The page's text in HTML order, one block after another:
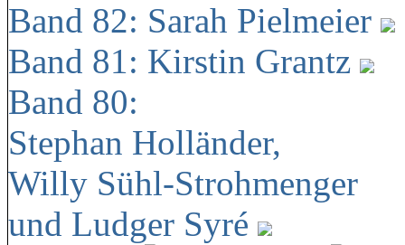
Band 82: Sarah Pielmeier
Band 81: Kirstin Grantz
Band 80:
Stephan Holländer,
Willy Sühl-Strohmenger
und Ludger Syré